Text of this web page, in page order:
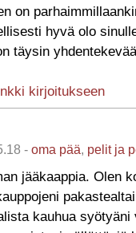
on
hyvä olo
täysin
kirjoitukseen
- oma pää, pelit ja
jääkaappia. Olen
kauhua